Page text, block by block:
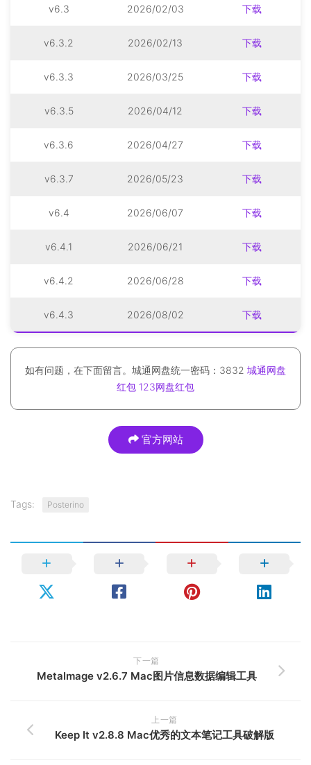
v6.3 2026/02/03 下载
v6.3.2 2026/02/13 下载
v6.3.3 2026/03/25 下载
v6.3.5 2026/04/12 下载
v6.3.6 2026/04/27 下载
v6.3.7 2026/05/23 下载
v6.4 2026/06/07 下载
v6.4.1 2026/06/21 下载
v6.4.2 2026/06/28 下载
v6.4.3 2026/08/02 下载
如有问题，在下面留言。城通网盘统一密码：3832 城通网盘
红包 123网盘红包
官方网站
Tags: Posterino
下一篇
MetaImage v2.6.7 Mac图片信息数据编辑工具
上一篇
Keep It v2.8.8 Mac优秀的文本笔记工具破解版